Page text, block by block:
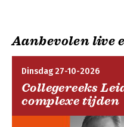
Uit de schaduw van
Aanbevolen live
Dinsdag 27-10-2026
Collegereeks
complexe tijden